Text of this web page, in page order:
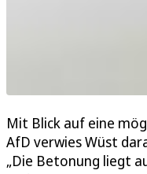
Mit Blick auf eine
AfD verwies Wüst
„Die Betonung liegt